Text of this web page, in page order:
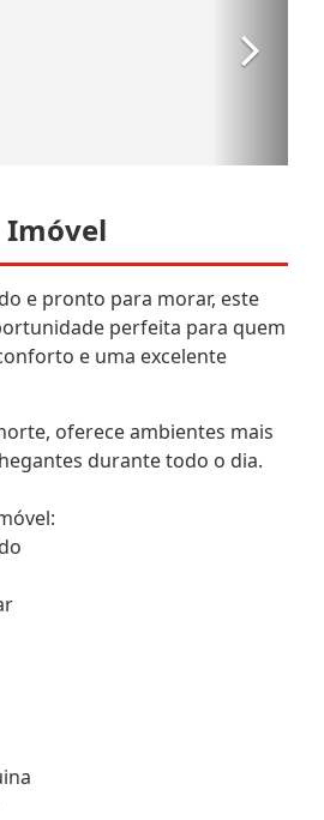
Imóvel
e pronto para morar, este
perfeita para quem
e uma excelente
oferece ambientes mais
durante todo o dia.